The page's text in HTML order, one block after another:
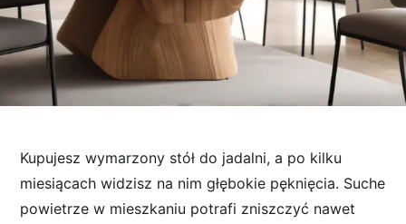
Kupujesz wymarzony stół do jadalni, a po kilku
miesiącach widzisz na nim głębokie pęknięcia. Suche
powietrze w mieszkaniu potrafi zniszczyć nawet